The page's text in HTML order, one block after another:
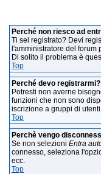
Perché non riesco ad
Ti sei registrato? Devi
l'amministratore del
Di solito il problema è
Top
Perché devo registrarmi?
Potresti non averne
funzioni che non sono
iscrizione a gruppi di
Top
Perchè vengo
Se non selezioni Entra
connesso, seleziona
ecc.
Top